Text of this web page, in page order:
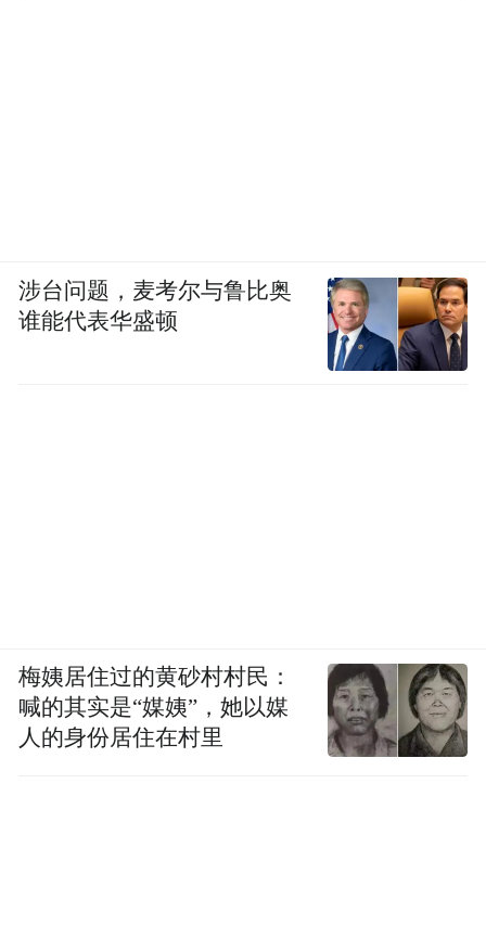
涉台问题，麦考尔与鲁比奥
谁能代表华盛顿
梅姨居住过的黄砂村村民：
喊的其实是“媒姨”，她以媒
人的身份居住在村里